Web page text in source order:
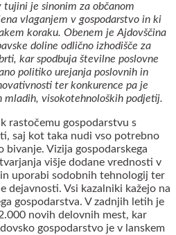
je sinonim za občanom
vlaganjem v gospodarstvo in ki
koraku. Obenem je Ajdovščina
doline odlično izhodišče za
kar spodbuja številne poslovne
politiko urejanja poslovnih in
ter konkurence pa je
visokotehnoloških podjetij.
rastočemu gospodarstvu s
saj kot taka nudi vso potrebno
Vizija gospodarskega
višje dodane vrednosti v
uporabi sodobnih tehnologij ter
dejavnosti. Vsi kazalniki kažejo na
gospodarstva. V zadnjih letih je
novih delovnih mest, kar
gospodarstvo je v lanskem